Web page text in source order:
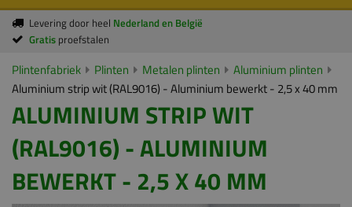
Levering door heel Nederland en België
Gratis proefstalen
Plintenfabriek Plinten Metalen plinten
Aluminium plinten
Aluminium strip wit (RAL9016) - Aluminium bewerkt - 2,5 x 40 mm
ALUMINIUM STRIP WIT
(RAL9016) - ALUMINIUM
BEWERKT - 2,5 X 40 MM